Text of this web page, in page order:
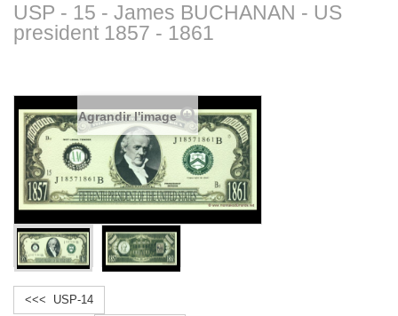
USP - 15 - James BUCHANAN - US
president 1857 - 1861
Agrandir l'image
<<< USP-14